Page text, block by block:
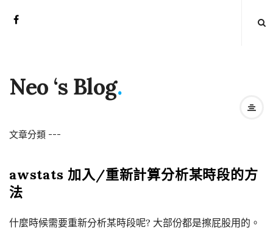
Neo ‘s Blog.
文章分類 ---
awstats 加入/重新計算分析某時段的方
法
什麼時候需要重新分析某時段呢? 大部份都是擦屁股用的。